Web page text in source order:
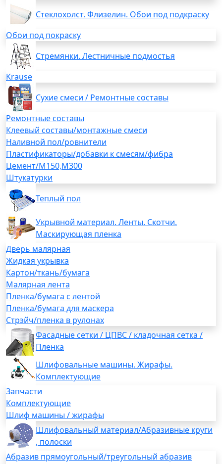
Стеклохолст. Флизелин. Обои под подкраску
Обои под покраску
Стремянки. Лестничные подмостья
Krause
Сухие смеси / Ремонтные составы
Ремонтные составы
Клеевый составы/монтажные смеси
Наливной пол/ровнители
Пластификаторы/добавки к смесям/фибра
Цемент/М150,М300
Штукатурки
Теплый пол
Укрывной материал. Ленты. Скотчи.
Маскирующая пленка
Дверь малярная
Жидкая укрывка
Картон/ткань/бумага
Малярная лента
Пленка/бумага с лентой
Пленка/бумага для маскера
Стрэйч/пленка в рулонах
Фасадные сетки / ЦПВС / кладочная сетка /
Пленка
Шлифовальные машины. Жирафы.
Комплектующие
Запчасти
Комплектующие
Шлиф машины / жирафы
Шлифовальный материал/Абразивные круги
, полоски
Абразив прямоугольный/треугольный абразив